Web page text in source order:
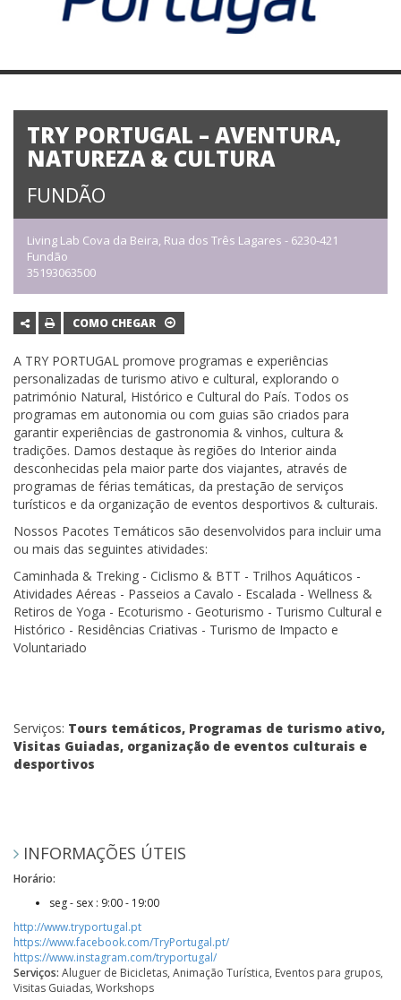
TRY PORTUGAL – AVENTURA,
NATUREZA & CULTURA
FUNDÃO
Living Lab Cova da Beira, Rua dos Três Lagares - 6230-421
Fundão
35193063500
COMO CHEGAR
A TRY PORTUGAL promove programas e experiências
personalizadas de turismo ativo e cultural, explorando o
património Natural, Histórico e Cultural do País. Todos os
programas em autonomia ou com guias são criados para
garantir experiências de gastronomia & vinhos, cultura &
tradições. Damos destaque às regiões do Interior ainda
desconhecidas pela maior parte dos viajantes, através de
programas de férias temáticas, da prestação de serviços
turísticos e da organização de eventos desportivos & culturais.
Nossos Pacotes Temáticos são desenvolvidos para incluir uma
ou mais das seguintes atividades:
Caminhada & Treking - Ciclismo & BTT - Trilhos Aquáticos -
Atividades Aéreas - Passeios a Cavalo - Escalada - Wellness &
Retiros de Yoga - Ecoturismo - Geoturismo - Turismo Cultural e
Histórico - Residências Criativas - Turismo de Impacto e
Voluntariado
Serviços: Tours temáticos, Programas de turismo ativo,
Visitas Guiadas, organização de eventos culturais e
desportivos
INFORMAÇÕES ÚTEIS
Horário:
seg - sex : 9:00 - 19:00
http://www.tryportugal.pt
https://www.facebook.com/TryPortugal.pt/
https://www.instagram.com/tryportugal/
Serviços: Aluguer de Bicicletas, Animação Turística, Eventos para grupos,
Visitas Guiadas, Workshops